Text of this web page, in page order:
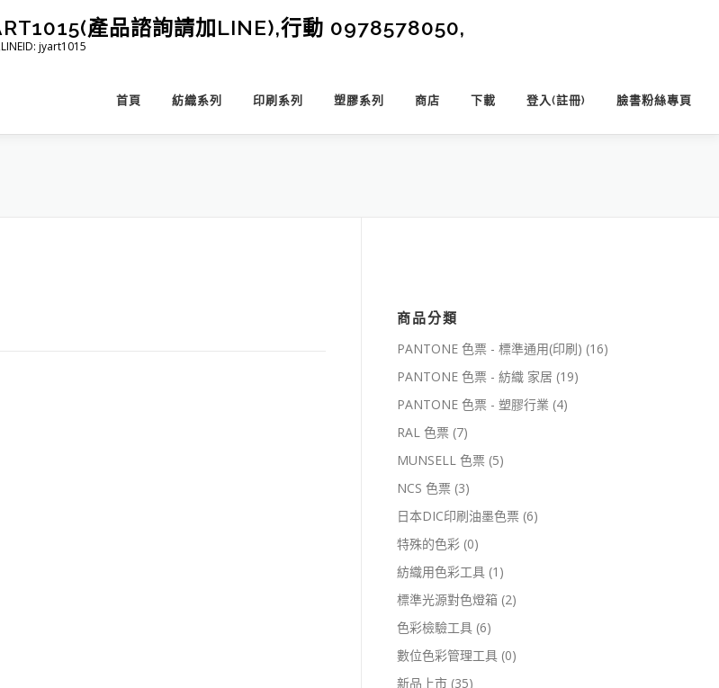
產品諮詢請加LINE),行動 0978578050,
jyart1015
首頁 紡織系列 印刷系列 塑膠系列 商店 下載 登入(註冊) 臉書粉絲專頁
商品分類
PANTONE 色票 - 標準通用(印刷) (16)
PANTONE 色票 - 紡織 家居 (19)
PANTONE 色票 - 塑膠行業 (4)
RAL 色票 (7)
MUNSELL 色票 (5)
NCS 色票 (3)
日本DIC印刷油墨色票 (6)
特殊的色彩 (0)
紡織用色彩工具 (1)
標準光源對色燈箱 (2)
色彩檢驗工具 (6)
數位色彩管理工具 (0)
新品上市 (35)